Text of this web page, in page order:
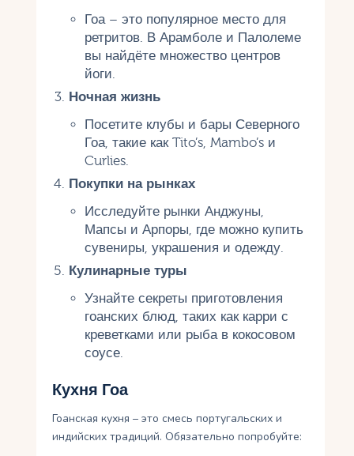
Гоа – это популярное место для
ретритов. В Арамболе и Палолеме
вы найдёте множество центров
йоги.
Ночная жизнь
Посетите клубы и бары Северного
Гоа, такие как Tito’s, Mambo’s и
Curlies.
Покупки на рынках
Исследуйте рынки Анджуны,
Мапсы и Арпоры, где можно купить
сувениры, украшения и одежду.
Кулинарные туры
Узнайте секреты приготовления
гоанских блюд, таких как карри с
креветками или рыба в кокосовом
соусе.
Кухня Гоа
Гоанская кухня – это смесь португальских и
индийских традиций. Обязательно попробуйте: